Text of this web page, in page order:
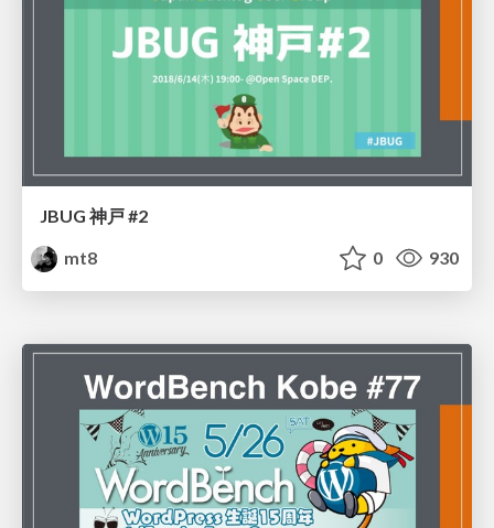
JBUG 神戸 #2
mt8
0 930